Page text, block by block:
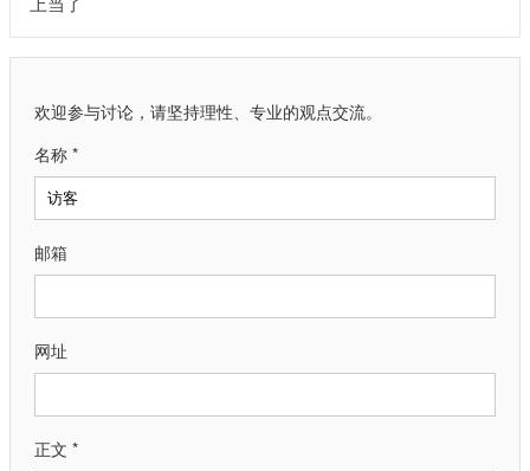
欢迎参与讨论，请坚持理性、专业的观点交流。
名称 *
邮箱
网址
正文 *